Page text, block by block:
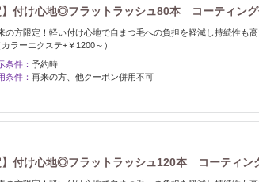
】付け心地◎フラットラッシュ80本 コーティング
の方限定！軽い付け心地で自まつ毛への負担を軽減し持続性も
カラーエクステ+￥1200～）
条件： 予約時
条件： 再来の方、他クーポン併用不可
】付け心地◎フラットラッシュ120本 コーティン